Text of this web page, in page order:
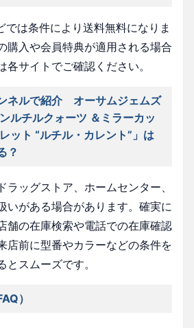
は条件により送料無料になりま
購入や会員特典が適用される場合
各サイトでご確認ください。
ネルで紹介 オーサムジェムズ
ルチルクォーツ ＆ミラーカッ
ット “ルチル・カレント”」は
？
ラッグストア、ホームセンター、
いがある場合があります。確実に
舗の在庫検索や電話での在庫確認
店前に型番やカラーなどの条件を
スムーズです。
）